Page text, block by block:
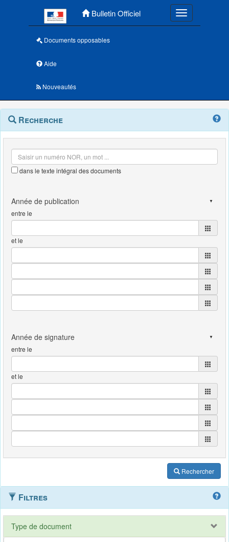
Bulletin Officiel Toggle
Documents opposables
Aide
Nouveautés
Navigation
outils
Menu
contextuel
Recherche
dans le texte intégral des documents
entre le
et le
entre le
et le
Rechercher
Filtres
Type de document